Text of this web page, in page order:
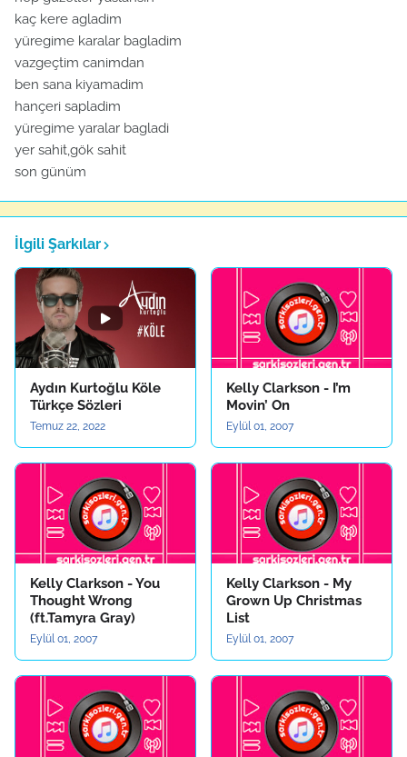
kaç kere agladim
yüregime karalar bagladim
vazgeçtim canimdan
ben sana kiyamadim
hançeri sapladim
yüregime yaralar bagladi
yer sahit,gök sahit
son günüm
İlgili Şarkılar
Aydın Kurtoğlu Köle
Türkçe Sözleri
Temuz 22, 2022
Kelly Clarkson - I’m
Movin’ On
Eylül 01, 2007
Kelly Clarkson - You
Thought Wrong
(ft.Tamyra Gray)
Eylül 01, 2007
Kelly Clarkson - My
Grown Up Christmas
List
Eylül 01, 2007